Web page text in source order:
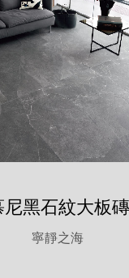
尼黑石紋大板磚
寧靜之海